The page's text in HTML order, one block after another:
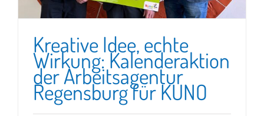
Kreative Idee, echte
Wirkung: Kalenderaktion
der Arbeitsagentur
Regensburg für KUNO